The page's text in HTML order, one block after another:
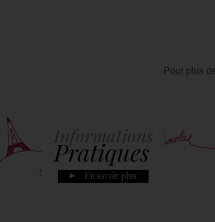
Pour plus
Pratiques
En savoir plus